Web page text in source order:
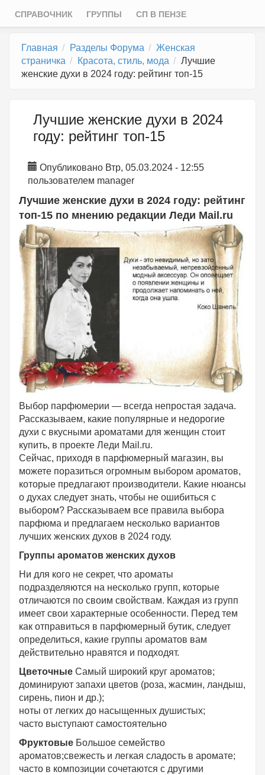
СПРАВОЧНИК ГРУППЫ СП В ПЕНЗЕ
Главная Разделы Форума
Женская
страничка
Красота, стиль, мода
Лучшие
женские духи в 2024 году: рейтинг топ-15
Лучшие женские духи в 2024
году: рейтинг топ-15
Опубликовано Втр, 05.03.2024 - 12:55
пользователем manager
Лучшие женские духи в 2024 году: рейтинг
топ-15 по мнению редакции Леди Mail.ru
Выбор парфюмерии — всегда непростая задача.
Рассказываем, какие популярные и недорогие
духи с вкусными ароматами для женщин стоит
купить, в проекте Леди Mail.ru.
Сейчас, приходя в парфюмерный магазин, вы
можете поразиться огромным выбором ароматов,
которые предлагают производители. Какие нюансы
о духах следует знать, чтобы не ошибиться с
выбором? Рассказываем все правила выбора
парфюма и предлагаем несколько вариантов
лучших женских духов в 2024 году.
Группы ароматов женских духов
Ни для кого не секрет, что ароматы
подразделяются на несколько групп, которые
отличаются по своим свойствам. Каждая из групп
имеет свои характерные особенности. Перед тем
как отправиться в парфюмерный бутик, следует
определиться, какие группы ароматов вам
действительно нравятся и подходят.
Цветочные Самый широкий круг ароматов;
доминируют запахи цветов (роза, жасмин, ландыш,
сирень, пион и др.);
ноты от легких до насыщенных душистых;
часто выступают самостоятельно
Фруктовые Большое семейство
ароматов;свежесть и легкая сладость в аромате;
часто в композиции сочетаются с другими